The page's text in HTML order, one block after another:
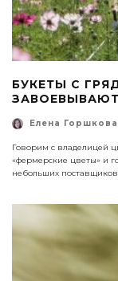
БУКЕТЫ С
Елена Горшкова
Говорим с владелицей
«фермерские цветы» и
небольших поставщиков.